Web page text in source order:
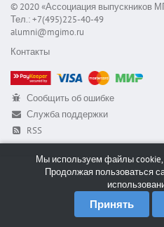
© 2020 «Ассоциация выпускников
Тел.: +7(495)225-40-49
alumni@mgimo.ru
Контакты
Сообщить об ошибке
Служба поддержки
RSS
Мы используем файлы cookie,
Продолжая пользоваться
Принять